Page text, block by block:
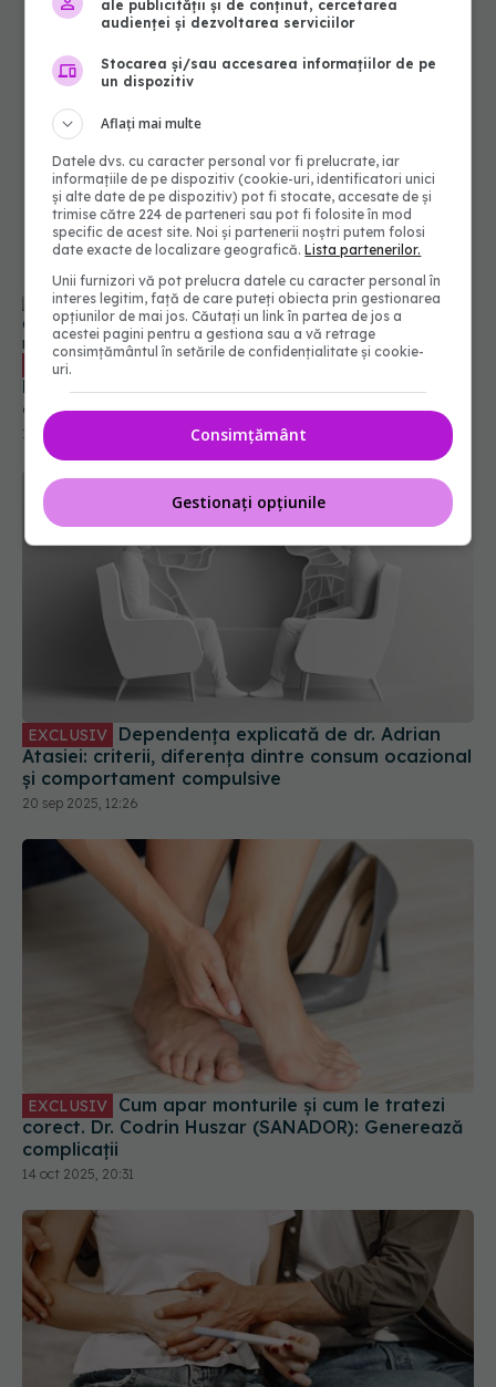
EXCLUSIV Sedentarismul, factor agravant pentru
boala varicoasă. Dr. Anca Chitic: La fiecare două
ore, o mică pauză de două minute
11 iun 2025, 20:41
EXCLUSIV
Atasiei: criterii, diferența dintre consum ocazional
și comportament compulsive
20 sep 2025, 12:26
EXCLUSIV
corect. Dr. Codrin Huszar (SANADOR): Generează
complicații
14 oct 2025, 20:31
ale publicității și de conținut, cercetarea
audienței și dezvoltarea serviciilor
Stocarea și/sau accesarea informațiilor de pe
un dispozitiv
Aflați mai multe
Datele dvs. cu caracter personal vor fi prelucrate, iar
informațiile de pe dispozitiv (cookie-uri, identificatori unici
și alte date de pe dispozitiv) pot fi stocate, accesate de și
trimise către 224 de parteneri sau pot fi folosite în mod
specific de acest site. Noi și partenerii noștri putem folosi
date exacte de localizare geografică.Lista partenerilor.
Unii furnizori vă pot prelucra datele cu caracter personal în
interes legitim, față de care puteți obiecta prin gestionarea
opțiunilor de mai jos. Căutați un link în partea de jos a
acestei pagini pentru a gestiona sau a vă retrage
consimțământul în setările de confidențialitate și cookie-
uri.
Consimțământ
Gestionați opțiunile